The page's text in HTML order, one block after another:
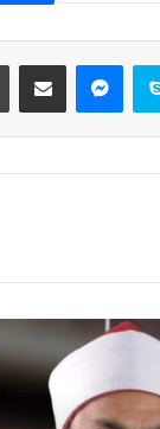
سكايب